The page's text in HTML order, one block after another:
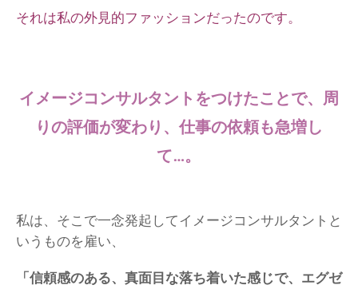
それは私の外見的ファッションだったのです。
イメージコンサルタントをつけたことで、周
りの評価が変わり、仕事の依頼も急増し
て…。
私は、そこで一念発起してイメージコンサルタントと
いうものを雇い、
「信頼感のある、真面目な落ち着いた感じで、エグゼ